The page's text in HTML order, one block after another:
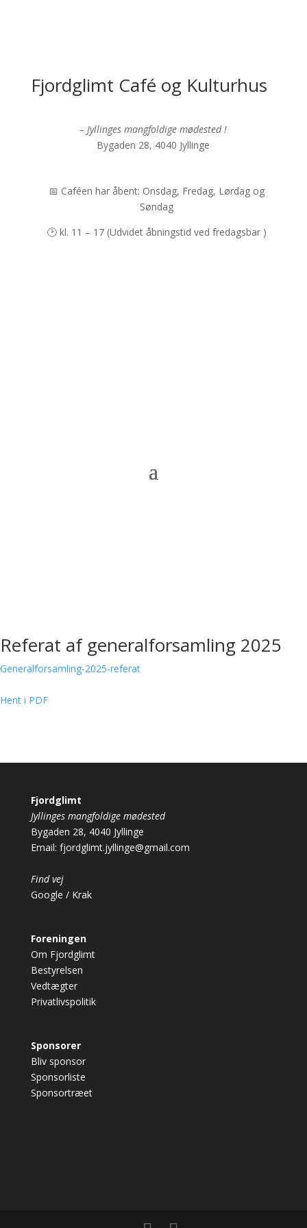
Fjordglimt Café og Kulturhus
– Jyllinges mangfoldige mødested !
Bygaden 28, 4040 Jyllinge
📅 Caféen har åbent: Onsdag, Fredag, Lørdag og
Søndag
🕑 kl. 11 – 17 (Udvidet åbningstid ved fredagsbar )
Referat af generalforsamling 2025
Generalforsamling-2025-referat
Hent i PDF
Fjordglimt
Jyllinges mangfoldige mødested
Bygaden 28, 4040 Jyllinge
Email: fjordglimt.jyllinge@gmail.com
Find vej
Google / Krak
Foreningen
Om Fjordglimt
Bestyrelsen
Vedtægter
Privatlivspolitik
Sponsorer
Bliv sponsor
Sponsorliste
Sponsortræet